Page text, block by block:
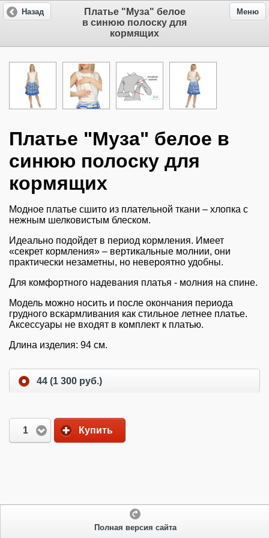
Платье "Муза" белое
в синюю полоску для
кормящих
Назад Меню
Платье "Муза" белое в
синюю полоску для
кормящих
Модное платье сшито из плательной ткани – хлопка с
нежным шелковистым блеском.
Идеально подойдет в период кормления. Имеет
«секрет кормления» – вертикальные молнии, они
практически незаметны, но невероятно удобны.
Для комфортного надевания платья - молния на спине.
Модель можно носить и после окончания периода
грудного вскармливания как стильное летнее платье.
Аксессуары не входят в комплект к платью.
Длина изделия: 94 см.
44 (1 300 руб.)
1 Купить
Полная версия сайта